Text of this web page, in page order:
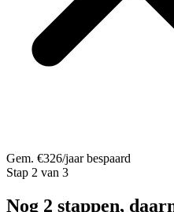
Gem. €326/jaar bespaard
Stap 2 van 3
Nog 2 stappen,